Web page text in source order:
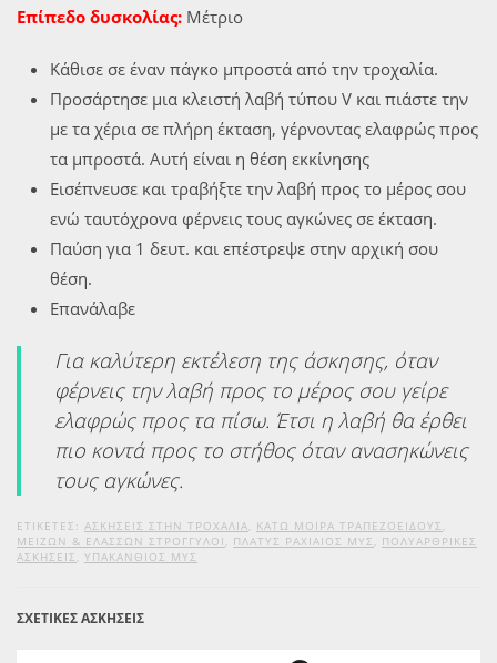
Επίπεδο δυσκολίας: Μέτριο
Κάθισε σε έναν πάγκο μπροστά από την τροχαλία.
Προσάρτησε μια κλειστή λαβή τύπου V και πιάστε την
με τα χέρια σε πλήρη έκταση, γέρνοντας ελαφρώς προς
τα μπροστά. Αυτή είναι η θέση εκκίνησης
Εισέπνευσε και τραβήξτε την λαβή προς το μέρος σου
ενώ ταυτόχρονα φέρνεις τους αγκώνες σε έκταση.
Παύση για 1 δευτ. και επέστρεψε στην αρχική σου
θέση.
Επανάλαβε
Για καλύτερη εκτέλεση της άσκησης, όταν
φέρνεις την λαβή προς το μέρος σου γείρε
ελαφρώς προς τα πίσω. Έτσι η λαβή θα έρθει
πιο κοντά προς το στήθος όταν ανασηκώνεις
τους αγκώνες.
ΕΤΙΚΕΤΕΣ: ΑΣΚΉΣΕΙΣ ΣΤΗΝ ΤΡΟΧΑΛΊΑ, ΚΆΤΩ ΜΟΊΡΑ ΤΡΑΠΕΖΟΕΙΔΟΎΣ ,
ΜΕΊΖΩΝ & ΕΛΆΣΣΩΝ ΣΤΡΟΓΓΥΛΟΊ , ΠΛΑΤΎΣ ΡΑΧΙΑΊΟΣ ΜΥΣ , ΠΟΛΥΑΡΘΡΙΚΈΣ
ΑΣΚΉΣΕΙΣ , ΥΠΑΚΆΝΘΙΟΣ ΜΥΣ
ΣΧΕΤΙΚΕΣ ΑΣΚΗΣΕΙΣ